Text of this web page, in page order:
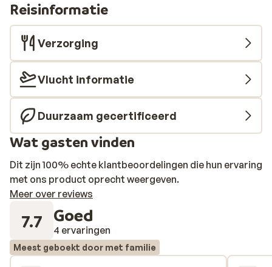
van mooie natuurlijke materialen zoals hout. De
appartementen zijn voorzien van een kitchenette en 2
of 3 aparte slaapkamers en de suites beschikken zelfs
over een eigen sauna. Alle kamertypes zijn voorzien van
een luxe badkamer en een balkon met uitzicht op de
prachtige omgeving. De skilift van Schladming ligt op
2,5 kilometer van My Lodge Suites, maar de skibus die
je hier in enkele minuten naartoe brengt, stopt op
slechts 10 meter afstand.
Reisinformatie
Verzorging
Vlucht informatie
Duurzaam gecertificeerd
Wat gasten vinden
Dit zijn 100% echte klantbeoordelingen die hun ervaring
met ons product oprecht weergeven.
Meer over reviews
7.7 Goed
4 ervaringen
Meest geboekt door met familie